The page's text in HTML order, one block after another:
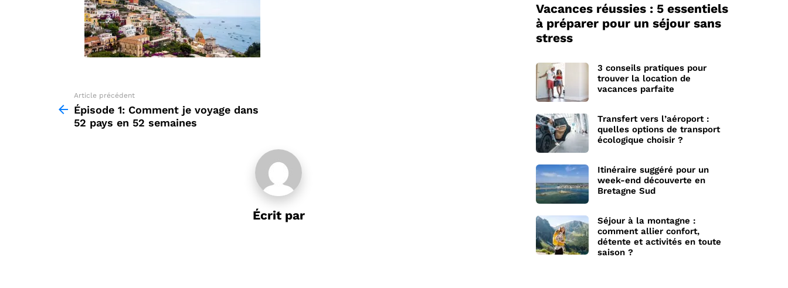
more
Article précédent
Épisode 1: Comment je voyage dans
52 pays en 52 semaines
Écrit par
Vacances réussies : 5 essentiels
à préparer pour un séjour sans
stress
3 conseils pratiques pour
trouver la location de
vacances parfaite
Transfert vers l’aéroport :
quelles options de transport
écologique choisir ?
Itinéraire suggéré pour un
week-end découverte en
Bretagne Sud
Séjour à la montagne :
comment allier confort,
détente et activités en toute
saison ?